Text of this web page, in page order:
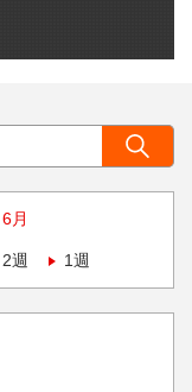
6月
2週 1週